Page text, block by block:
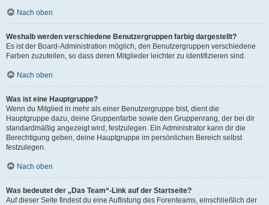
Nach oben
Weshalb werden verschiedene Benutzergruppen farbig dargestellt?
Es ist der Board-Administration möglich, den Benutzergruppen verschiedene
Farben zuzuteilen, so dass deren Mitglieder leichter zu identifizieren sind.
Nach oben
Was ist eine Hauptgruppe?
Wenn du Mitglied in mehr als einer Benutzergruppe bist, dient die
Hauptgruppe dazu, deine Gruppenfarbe sowie den Gruppenrang, der bei dir
standardmäßig angezeigt wird, festzulegen. Ein Administrator kann dir die
Berechtigung geben, deine Hauptgruppe im persönlichen Bereich selbst
festzulegen.
Nach oben
Was bedeutet der „Das Team“-Link auf der Startseite?
Auf dieser Seite findest du eine Auflistung des Forenteams, einschließlich der